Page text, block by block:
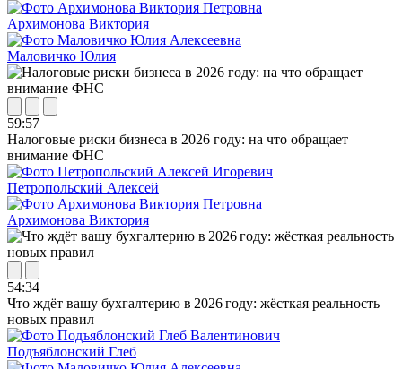
Архимонова Виктория
Маловичко Юлия
59:57
Налоговые риски бизнеса в 2026 году: на что обращает
внимание ФНС
Петропольский Алексей
Архимонова Виктория
54:34
Что ждёт вашу бухгалтерию в 2026 году: жёсткая реальность
новых правил
Подъяблонский Глеб